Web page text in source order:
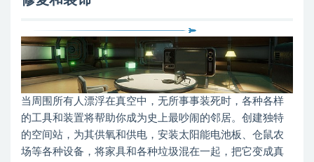
当周围所有人漂浮在真空中，无所事事装死时，各种各样
的工具和装置将帮助你成为史上最吵闹的邻居。创建独特
的空间站，为其供氧和供电，安装太阳能电池板、仓鼠农
场等各种设备，将家具和各种垃圾混在一起，把它变成真